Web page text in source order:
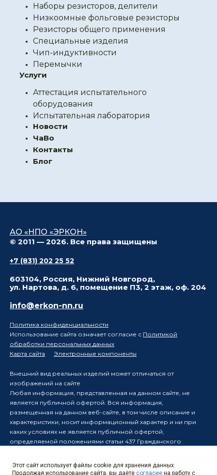
Наборы резисторов, делители
Низкоомные фольговые резисторы
Резисторы общего применения
Специальные изделия
Чип-индуктивности
Перемычки
Услуги
Аттестация испытательного
оборудования
Испытательная лаборатория
Новости
ЧаВо
Контакты
Блог
АО «НПО «ЭРКОН»
© 2011 — 2026. Все права защищены
+7 (831) 202 25 52
603104, Россия, Нижний Новгород,
ул. Нартова, д. 6, помещение П3, 2 этаж, оф. 204
info@erkon-nn.ru
Политика конфиденциальности
Использование сайта означает согласие с Политикой
обработки персональных данных
Карта сайта
Электронные компоненты
Внешний вид реальных изделий может отличаться от
изображений на сайте
Любая информация, представленная на данном сайте, не
является публичной офертой. Вся информация,
размещенная на данном веб-сайте, в том числе описание и
характеристики, носит информационный характер и ни при
каких условиях не является публичной офертой,
определяемой положениями статьи 437 Гражданского
Производитель оставляет за собой право в одностороннем
порядке вносить изменения в информацию, размещенную на
Этот сайт использует файлы cookie для хранения данных.
Продолжая использование сайта, вы даёте согласие на работу с